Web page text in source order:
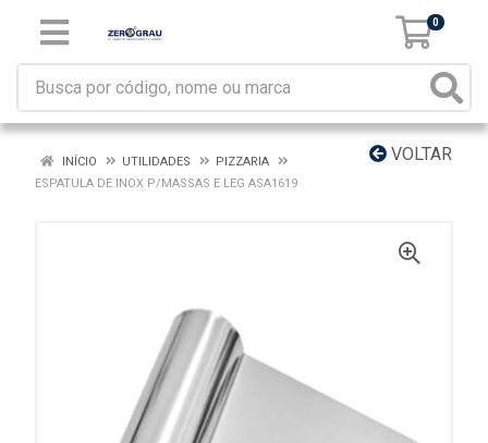
0
VOLTAR
INÍCIO UTILIDADES
PIZZARIA
ESPATULA DE INOX P/MASSAS E LEG ASA1619